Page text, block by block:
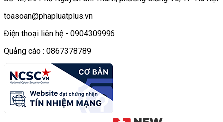
toasoan@phapluatplus.vn
Điện thoại liên hệ - 0904309996
Quảng cáo : 0867378789